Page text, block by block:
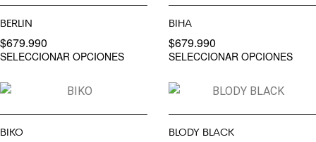
BERLIN
$679.990
SELECCIONAR OPCIONES
BIHA
$679.990
SELECCIONAR OPCIONES
BIKO BLODY BLACK